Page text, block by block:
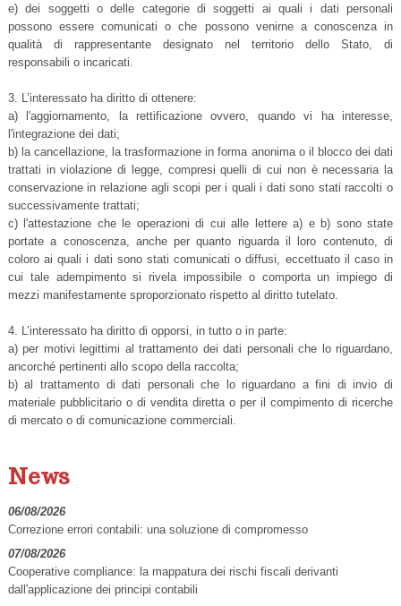
e) dei soggetti o delle categorie di soggetti ai quali i dati personali
possono essere comunicati o che possono venirne a conoscenza in
qualità di rappresentante designato nel territorio dello Stato, di
responsabili o incaricati.
3. L’interessato ha diritto di ottenere:
a) l'aggiornamento, la rettificazione ovvero, quando vi ha interesse,
l'integrazione dei dati;
b) la cancellazione, la trasformazione in forma anonima o il blocco dei dati
trattati in violazione di legge, compresi quelli di cui non è necessaria la
conservazione in relazione agli scopi per i quali i dati sono stati raccolti o
successivamente trattati;
c) l'attestazione che le operazioni di cui alle lettere a) e b) sono state
portate a conoscenza, anche per quanto riguarda il loro contenuto, di
coloro ai quali i dati sono stati comunicati o diffusi, eccettuato il caso in
cui tale adempimento si rivela impossibile o comporta un impiego di
mezzi manifestamente sproporzionato rispetto al diritto tutelato.
4. L’interessato ha diritto di opporsi, in tutto o in parte:
a) per motivi legittimi al trattamento dei dati personali che lo riguardano,
ancorché pertinenti allo scopo della raccolta;
b) al trattamento di dati personali che lo riguardano a fini di invio di
materiale pubblicitario o di vendita diretta o per il compimento di ricerche
di mercato o di comunicazione commerciali.
News
06/08/2026
Correzione errori contabili: una soluzione di compromesso
07/08/2026
Cooperative compliance: la mappatura dei rischi fiscali derivanti
dall'applicazione dei principi contabili